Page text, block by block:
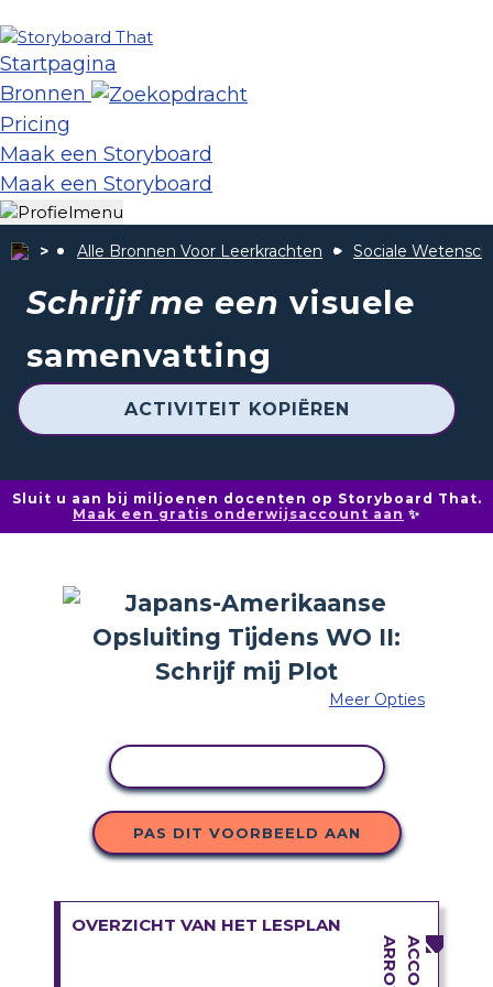
Startpagina
Bronnen
Pricing
Maak een Storyboard
Maak een Storyboard
Alle Bronnen Voor Leerkrachten Sociale
Schrijf me een visuele
samenvatting
ACTIVITEIT KOPIËREN
Sluit u aan bij miljoenen docenten op Storyboard That.
Maak een gratis onderwijsaccount aan ✨
Meer Opties
PAS DIT VOORBEELD AAN
OVERZICHT VAN HET LESPLAN